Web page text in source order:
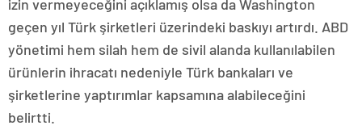
izin vermeyeceğini açıklamış olsa da Washington
geçen yıl Türk şirketleri üzerindeki baskıyı artırdı. ABD
yönetimi hem silah hem de sivil alanda kullanılabilen
ürünlerin ihracatı nedeniyle Türk bankaları ve
şirketlerine yaptırımlar kapsamına alabileceğini
belirtti.